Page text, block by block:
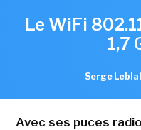
Le WiFi
1,7
Serge Leblal
Avec ses puces